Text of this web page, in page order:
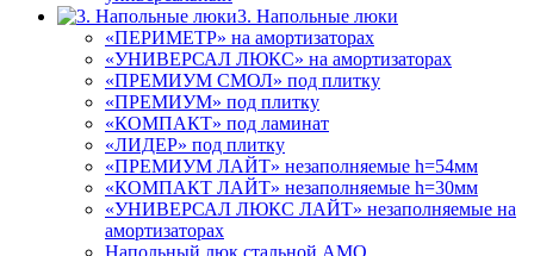
3. Напольные люки
«ПЕРИМЕТР» на амортизаторах
«УНИВЕРСАЛ ЛЮКС» на амортизаторах
«ПРЕМИУМ СМОЛ» под плитку
«ПРЕМИУМ» под плитку
«КОМПАКТ» под ламинат
«ЛИДЕР» под плитку
«ПРЕМИУМ ЛАЙТ» незаполняемые h=54мм
«КОМПАКТ ЛАЙТ» незаполняемые h=30мм
«УНИВЕРСАЛ ЛЮКС ЛАЙТ» незаполняемые на
амортизаторах
Напольный люк стальной АМО